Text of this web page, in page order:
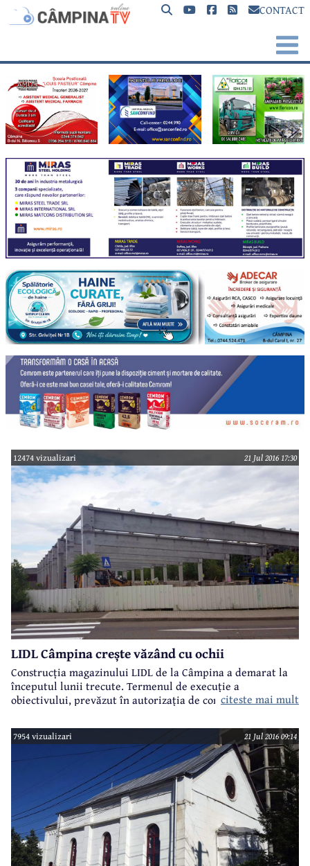
CONTACT
12474 vizualizari 21 Jul 2016 17:30
LIDL Câmpina crește văzând cu ochii
Construcția magazinului LIDL de la Câmpina a demarat la
începutul lunii trecute. Termenul de execuție a
obiectivului, prevăzut în autorizația de construcție, este de
menționează ca dată de finalizare a lucrărilor 3 aprilie
2017.
citeste mai mult
7954 vizualizari 21 Jul 2016 09:14